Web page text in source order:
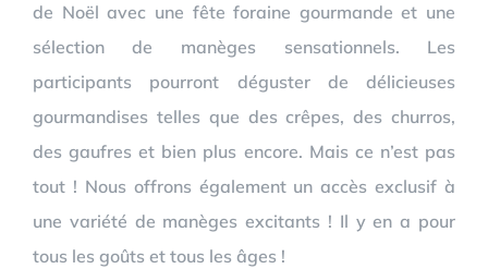
de Noël avec une fête foraine gourmande et une
sélection de manèges sensationnels. Les
participants pourront déguster de délicieuses
gourmandises telles que des crêpes, des churros,
des gaufres et bien plus encore. Mais ce n’est pas
tout ! Nous offrons également un accès exclusif à
une variété de manèges excitants ! Il y en a pour
tous les goûts et tous les âges !